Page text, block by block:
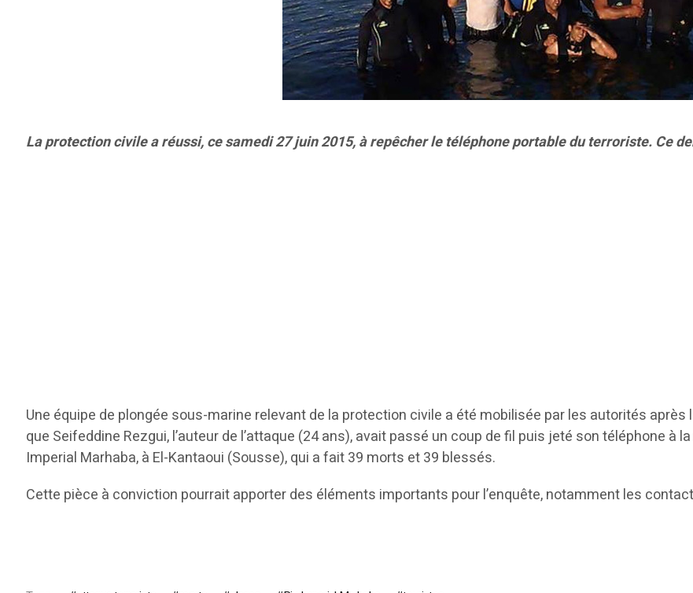
La protection civile a réussi, ce samedi 27 juin 2015, à repêcher le téléphone portable du terroriste. Ce
Une équipe de plongée sous-marine relevant de la protection civile a été mobilisée par les autorités
que Seifeddine Rezgui, l’auteur de l’attaque (24 ans), avait passé un coup de fil puis jeté son téléphone à
Imperial Marhaba, à El-Kantaoui (Sousse), qui a fait 39 morts et 39 blessés.
Cette pièce à conviction pourrait apporter des éléments importants pour l’enquête, notamment les